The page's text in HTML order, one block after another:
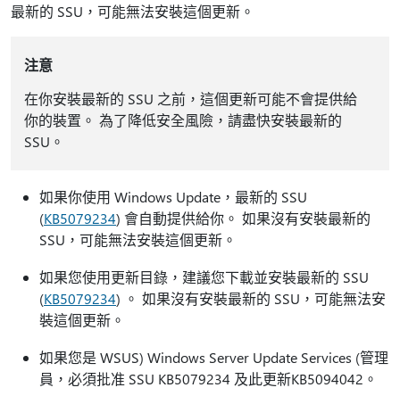
最新的 SSU，可能無法安裝這個更新。
注意
在你安裝最新的 SSU 之前，這個更新可能不會提供給
你的裝置。 為了降低安全風險，請盡快安裝最新的
SSU。
如果你使用 Windows Update，最新的 SSU
(KB5079234) 會自動提供給你。 如果沒有安裝最新的
SSU，可能無法安裝這個更新。
如果您使用更新目錄，建議您下載並安裝最新的 SSU
(KB5079234) 。 如果沒有安裝最新的 SSU，可能無法安
裝這個更新。
如果您是 WSUS) Windows Server Update Services (管理
員，必須批准 SSU KB5079234 及此更新KB5094042。